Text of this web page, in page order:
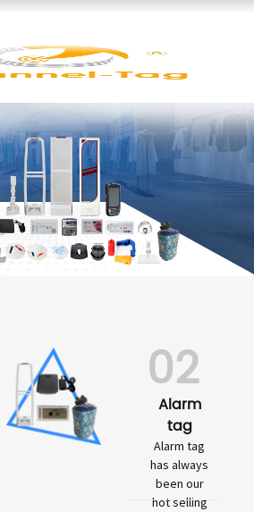
02
Alarm
tag
Alarm tag
has always
been our
hot selling